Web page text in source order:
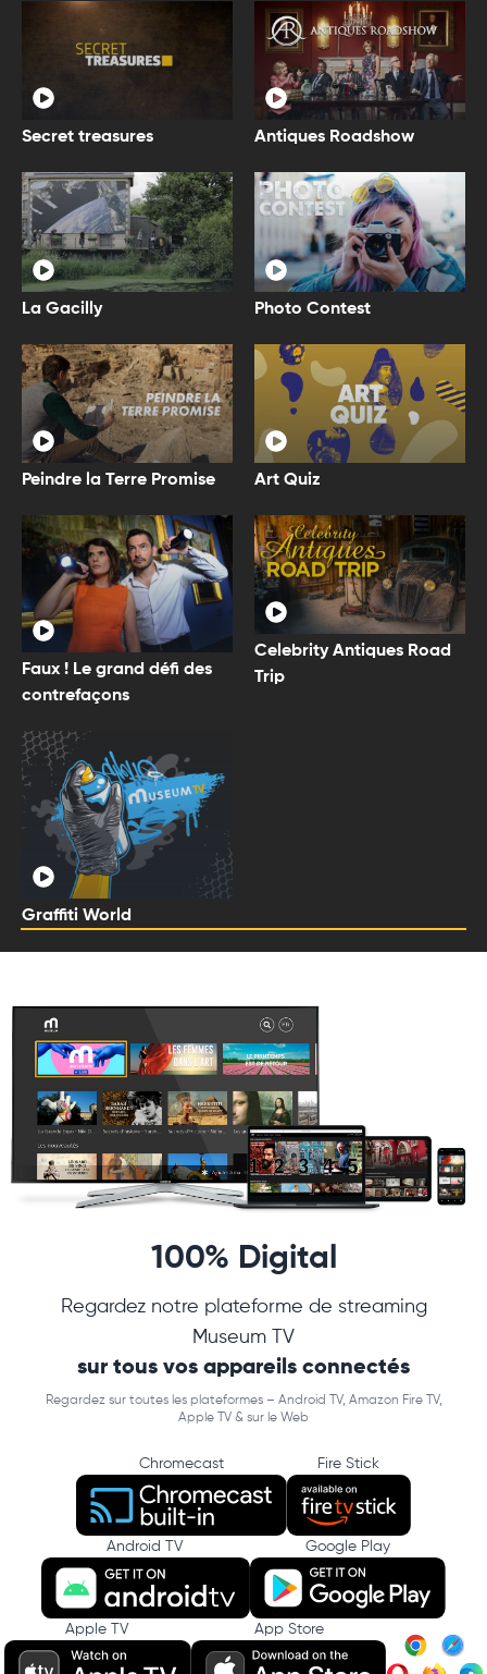
Secret treasures Antiques Roadshow
La Gacilly Photo Contest
Peindre la Terre Promise Art Quiz
Faux ! Le grand défi des
contrefaçons
Celebrity Antiques Road
Trip
Graffiti World
100% Digital
Regardez notre plateforme de streaming
Museum TV
sur tous vos appareils connectés
Regardez sur toutes les plateformes – Android TV, Amazon Fire TV,
Apple TV & sur le Web
Chromecast Fire Stick
Android TV Google Play
Apple TV App Store